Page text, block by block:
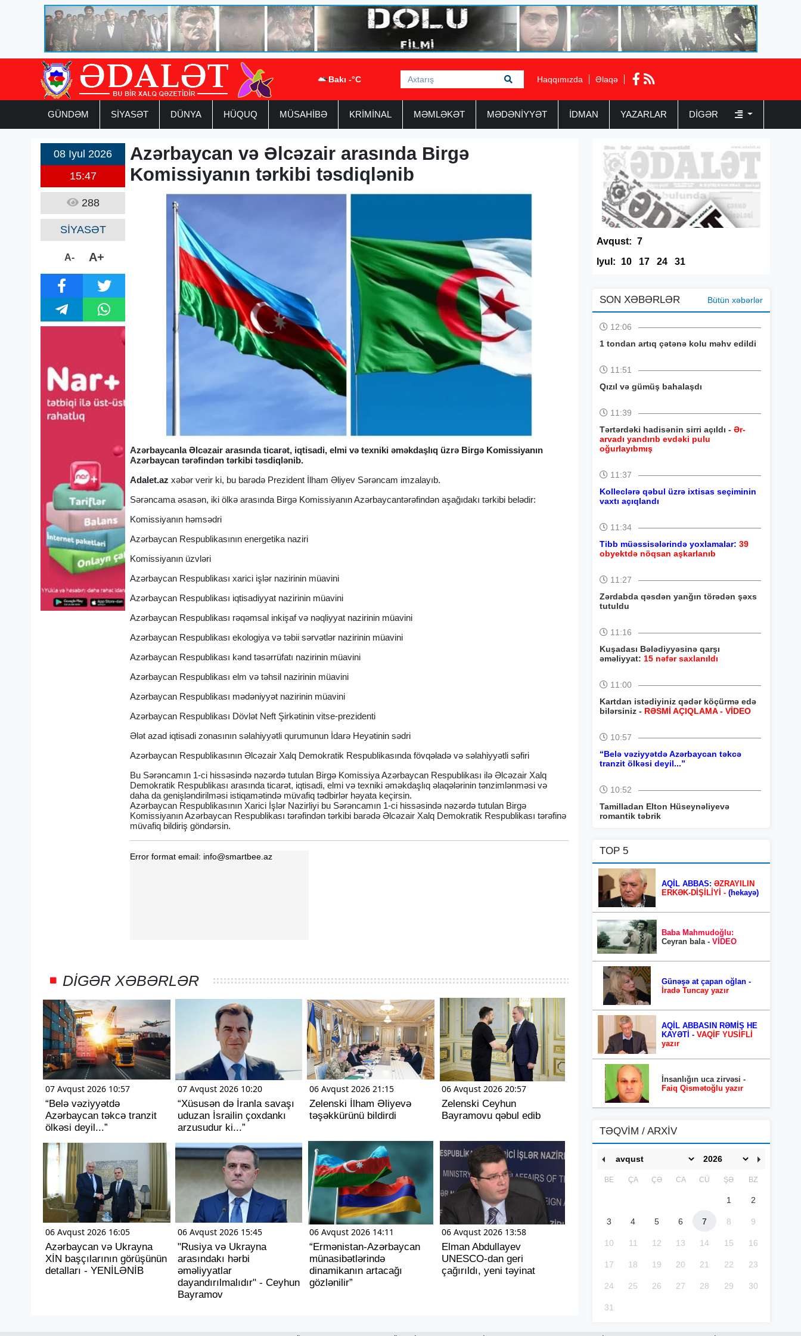
Bakı -°C Haqqımızda Əlaqə
GÜNDƏM SİYASƏT DÜNYA HÜQUQ MÜSAHİBƏ KRİMİNAL MƏMLƏKƏT MƏDƏNİYYƏT İDMAN YAZARLAR DIGƏR
08 Iyul 2026
15:47
288
SİYASƏT
A- A+
Azərbaycan və Əlcəzair arasında Birgə
Komissiyanın tərkibi təsdiqlənib
Azərbaycanla Əlcəzair arasında ticarət, iqtisadi, elmi və texniki əməkdaşlıq üzrə Birgə Komissiyanın
Azərbaycan tərəfindən tərkibi təsdiqlənib.
Adalet.azxəbər verir ki, bu barədə Prezident İlham Əliyev Sərəncam imzalayıb.
Sərəncama əsasən, iki ölkə arasında Birgə Komissiyanın Azərbaycantərəfindən aşağıdakı tərkibi belədir:
Komissiyanın həmsədri
Azərbaycan Respublikasının energetika naziri
Komissiyanın üzvləri
Azərbaycan Respublikası xarici işlər nazirinin müavini
Azərbaycan Respublikası iqtisadiyyat nazirinin müavini
Azərbaycan Respublikası rəqəmsal inkişaf və nəqliyyat nazirinin müavini
Azərbaycan Respublikası ekologiya və təbii sərvətlər nazirinin müavini
Azərbaycan Respublikası kənd təsərrüfatı nazirinin müavini
Azərbaycan Respublikası elm və təhsil nazirinin müavini
Azərbaycan Respublikası mədəniyyət nazirinin müavini
Azərbaycan Respublikası Dövlət Neft Şirkətinin vitse-prezidenti
Ələt azad iqtisadi zonasının səlahiyyətli qurumunun İdarə Heyətinin sədri
Azərbaycan Respublikasının Əlcəzair Xalq Demokratik Respublikasında fövqəladə və səlahiyyətli səfiri
Bu Sərəncamın 1-ci hissəsində nəzərdə tutulan Birgə Komissiya Azərbaycan Respublikası ilə Əlcəzair Xalq
Demokratik Respublikası arasında ticarət, iqtisadi, elmi və texniki əməkdaşlıq əlaqələrinin tənzimlənməsi və
daha da genişləndirilməsi istiqamətində müvafiq tədbirlər həyata keçirsin.
Azərbaycan Respublikasının Xarici İşlər Nazirliyi bu Sərəncamın 1-ci hissəsində nəzərdə tutulan Birgə
Komissiyanın Azərbaycan Respublikası tərəfindən tərkibi barədə Əlcəzair Xalq Demokratik Respublikası tərəfinə
müvafiq bildiriş göndərsin.
DIGƏR XƏBƏRLƏR
07 Avqust 2026 10:57
“Belə vəziyyətdə
Azərbaycan təkcə tranzit
ölkəsi deyil...”
07 Avqust 2026 10:20
“Xüsusən də İranla savaşı
uduzan İsrailin çoxdankı
arzusudur ki...”
06 Avqust 2026 21:15
Zelenski İlham Əliyevə
təşəkkürünü bildirdi
06 Avqust 2026 20:57
Zelenski Ceyhun
Bayramovu qəbul edib
06 Avqust 2026 16:05
Azərbaycan və Ukrayna
XİN başçılarının görüşünün
detalları - YENİLƏNİB
06 Avqust 2026 15:45
"Rusiya və Ukrayna
arasındakı hərbi
əməliyyatlar
dayandırılmalıdır" - Ceyhun
Bayramov
06 Avqust 2026 14:11
“Ermənistan-Azərbaycan
münasibətlərində
dinamikanın artacağı
gözlənilir”
06 Avqust 2026 13:58
Elman Abdullayev
UNESCO-dan geri
çağırıldı, yeni təyinat
Avqust: 7
Iyul:
10 17 24 31
SON XƏBƏRLƏR Bütün xəbərlər
12:06
1 tondan artıq çətənə kolu məhv edildi
11:51
Qızıl və gümüş bahalaşdı
11:39
Tərtərdəki hadisənin sirri açıldı - Ər-
arvadı yandırıb evdəki pulu
oğurlayıbmış
11:37
Kolleclərə qəbul üzrə ixtisas seçiminin
vaxtı açıqlandı
11:34
Tibb müəssisələrində yoxlamalar: 39
obyektdə nöqsan aşkarlanıb
11:27
Zərdabda qəsdən yanğın törədən şəxs
tutuldu
11:16
Kuşadası Bələdiyyəsinə qarşı
əməliyyat: 15 nəfər saxlanıldı
11:00
Kartdan istədiyiniz qədər köçürmə edə
bilərsiniz - RƏSMİ AÇIQLAMA - VİDEO
10:57
“Belə vəziyyətdə Azərbaycan təkcə
tranzit ölkəsi deyil...”
10:52
Tamilladan Elton Hüseynəliyevə
romantik təbrik
TOP 5
AQİL ABBAS: ƏZRAYILIN
ERKƏK-DİŞİLİYİ - (hekayə)
Baba Mahmudoğlu:
Ceyran bala - VİDEO
Günəşə at çapan oğlan -
İradə Tuncay yazır
AQİL ABBASIN RƏMİŞ HE
KAYƏTİ - VAQİF YUSİFLİ
yazır
İnsanlığın uca zirvəsi -
Faiq Qismətoğlu yazır
TƏQVİM / ARXİV
BE ÇA ÇƏ CA CÜ ŞƏ BZ
1 2
3 4 5 6 7 8 9
10 11 12 13 14 15 16
17 18 19 20 21 22 23
24 25 26 27 28 29 30
31